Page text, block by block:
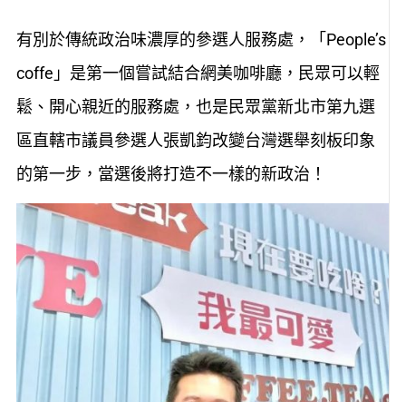
有別於傳統政治味濃厚的參選人服務處，「People’s
coffe」是第一個嘗試結合網美咖啡廳，民眾可以輕
鬆、開心親近的服務處，也是民眾黨新北市第九選
區直轄市議員參選人張凱鈞改變台灣選舉刻板印象
的第一步，當選後將打造不一樣的新政治！